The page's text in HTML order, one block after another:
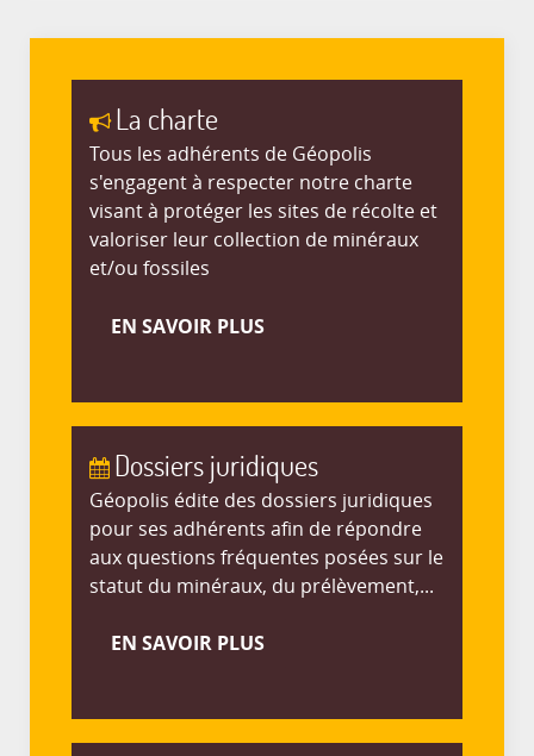
La charte
Tous les adhérents de Géopolis
s'engagent à respecter notre charte
visant à protéger les sites de récolte et
valoriser leur collection de minéraux
et/ou fossiles
EN SAVOIR PLUS
Dossiers juridiques
Géopolis édite des dossiers juridiques
pour ses adhérents afin de répondre
aux questions fréquentes posées sur le
statut du minéraux, du prélèvement,...
EN SAVOIR PLUS